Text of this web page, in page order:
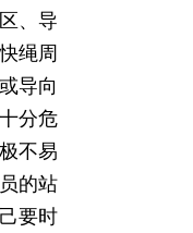
、导
绳周
导向
分危
不易
的站
要时